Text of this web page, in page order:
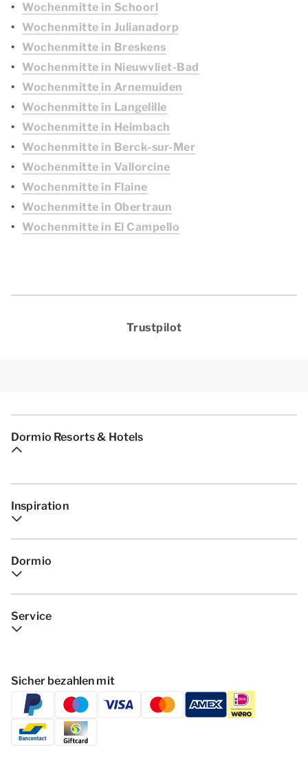
Wochenmitte in Schoorl
Wochenmitte in Julianadorp
Wochenmitte in Breskens
Wochenmitte in Nieuwvliet-Bad
Wochenmitte in Arnemuiden
Wochenmitte in Langelille
Wochenmitte in Heimbach
Wochenmitte in Berck-sur-Mer
Wochenmitte in Vallorcine
Wochenmitte in Flaine
Wochenmitte in Obertraun
Wochenmitte in El Campello
Trustpilot
Dormio Resorts & Hotels
Inspiration
Dormio
Service
Sicher bezahlen mit